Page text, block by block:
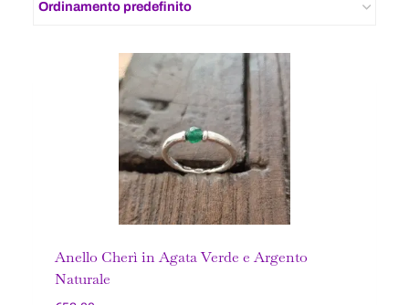
Anello Cherì in Agata Verde e Argento
Naturale